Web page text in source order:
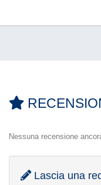
Nessuna recensione
Lascia una